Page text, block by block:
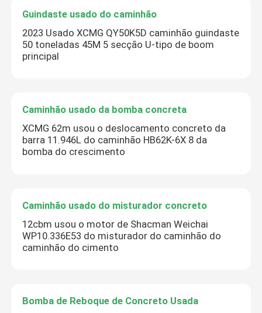
Guindaste usado do caminhão
2023 Usado XCMG QY50K5D caminhão guindaste
50 toneladas 45M 5 secção U-tipo de boom
principal
Caminhão usado da bomba concreta
XCMG 62m usou o deslocamento concreto da
barra 11.946L do caminhão HB62K-6X 8 da
bomba do crescimento
Caminhão usado do misturador concreto
12cbm usou o motor de Shacman Weichai
WP10.336E53 do misturador do caminhão do
caminhão do cimento
Bomba de Reboque de Concreto Usada